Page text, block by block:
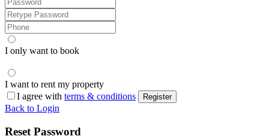
I only want to book
I want to rent my property
I agree with terms & conditions Register
Back to Login
Reset Password